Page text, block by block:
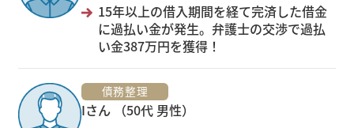
15年以上の借入期間を経て完済した借金
に過払い金が発生。弁護士の交渉で過払
い金387万円を獲得！
債務整理
Iさん （50代 男性）